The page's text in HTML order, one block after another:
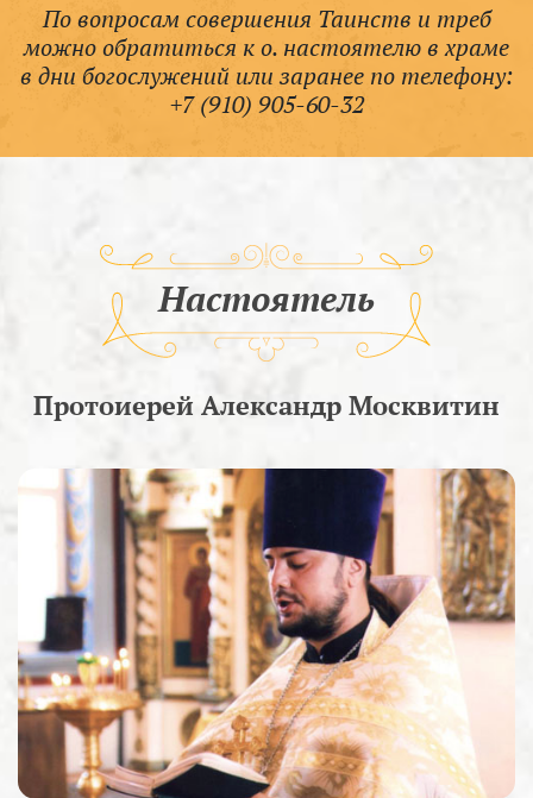
По вопросам совершения Таинств и треб
можно обратиться к о. настоятелю в храме
в дни богослужений или заранее по телефону:
+7 (910) 905-60-32
Настоятель
Протоиерей Александр Москвитин